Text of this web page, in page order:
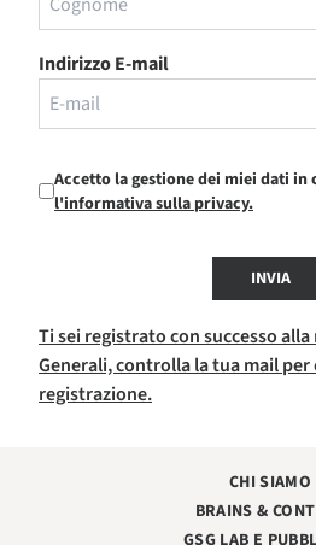
Indirizzo E-mail
Accetto la gestione dei miei dati
l'informativa sulla privacy.
INVIA
Ti sei registrato con successo
Generali, controlla la tua mail
registrazione.
CHI SIAMO
BRAINS &
GSG LAB E